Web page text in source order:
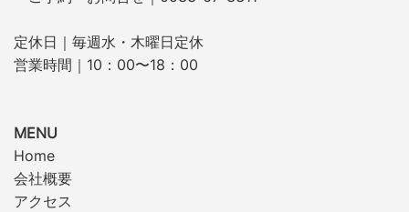
定休日｜毎週水・木曜日定休
営業時間｜10：00〜18：00
MENU
Home
会社概要
アクセス